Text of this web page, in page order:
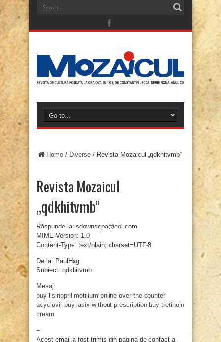
Home / Diverse / Revista Mozaicul „qdkhitvmb”
Revista Mozaicul
„qdkhitvmb”
Răspunde la: sdownscpa@aol.com
MIME-Version: 1.0
Content-Type: text/plain; charset=UTF-8
De la: PaulHag
Subiect: qdkhitvmb
Mesaj:
buy lisinopril motilium online over the counter
acyclovir buy lasix without prescription buy tretinoin
cream
–
Acest email a fost trimis din pagina de contact a